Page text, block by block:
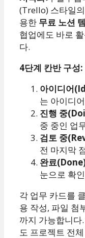
(Trello) 스타일
용한 무료 노션
협업에도 바로
다.
4단계 칸반 구성:
아이디어
는 아이디
진행 중
중 중인 업
검토 중
전 마지막
완료
눈으로 확인
각 업무 카드를
용 작성, 파일 첨
까지 가능합니다
도 프로젝트 전